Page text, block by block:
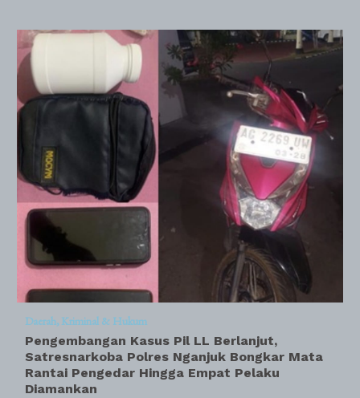
Daerah Kriminal & Hukum
Pengembangan Kasus Pil LL Berlanjut,
Satresnarkoba Polres Nganjuk Bongkar Mata
Rantai Pengedar Hingga Empat Pelaku
Diamankan